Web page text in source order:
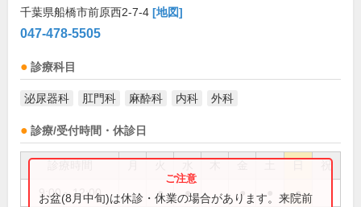
千葉県船橋市前原西2-7-4 [地図]
047-478-5505
診療科目
泌尿器科 肛門科 麻酔科 内科 外科
診療/受付時間・休診日
祝
9:00～12:00 ● ● ● ●
お盆(8月中旬)は休診・休業の場合があります。来院前